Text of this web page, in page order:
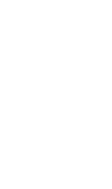
お名前とご購入い
ご連絡
※弊社から発送し
お届けされた
※宅配ボックスを
返品のお受付をさ
その際はお品物
2.返送
以下
着払いでお送りい